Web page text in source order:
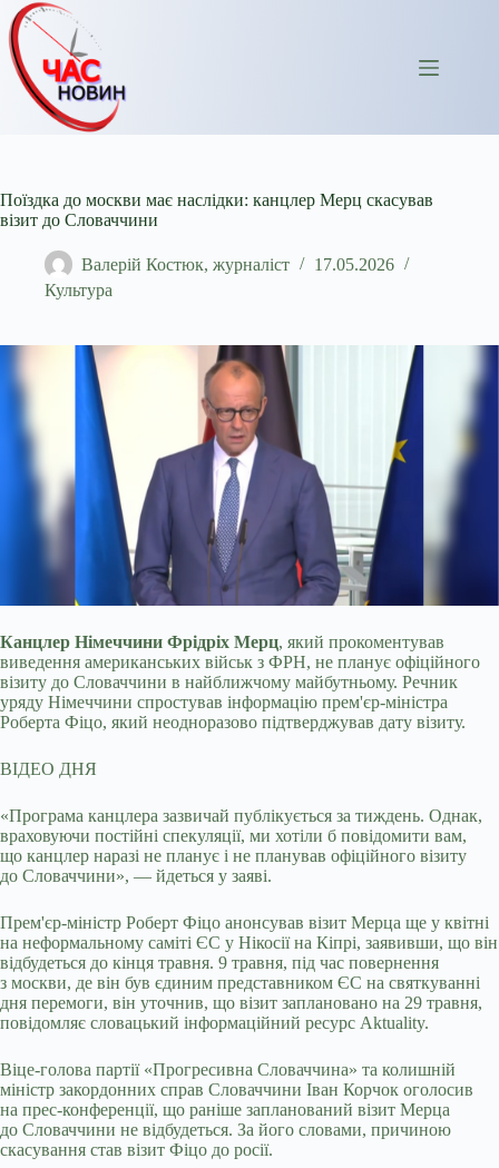
Перейти
до
вмісту
Поїздка до москви має наслідки: канцлер Мерц скасував
візит до Словаччини
Валерій Костюк, журналіст
17.05.2026
Культура
Канцлер Німеччини Фрідріх Мерц, який прокоментував
виведення американських військ з ФРН, не планує офіційного
візиту до Словаччини в найближчому майбутньому. Речник
уряду Німеччини спростував інформацію прем'єр-міністра
Роберта Фіцо, який неодноразово підтверджував дату візиту.
ВІДЕО ДНЯ
«Програма канцлера зазвичай публікується за тиждень. Однак,
враховуючи постійні спекуляції, ми хотіли б повідомити вам,
що канцлер наразі не планує і не планував офіційного візиту
до Словаччини», — йдеться у заяві.
Прем'єр-міністр Роберт Фіцо анонсував візит Мерца ще у квітні
на неформальному саміті ЄС у Нікосії на Кіпрі, заявивши, що він
відбудеться до кінця травня. 9 травня, під час повернення
з москви, де він був єдиним представником ЄС на святкуванні
дня перемоги, він уточнив, що візит заплановано на 29 травня,
повідомляє словацький інформаційний ресурс Aktuality.
Віце-голова партії «Прогресивна Словаччина» та колишній
міністр закордонних справ Словаччини Іван Корчок оголосив
на прес-конференції, що раніше запланований візит Мерца
до Словаччини не відбудеться. За його словами, причиною
скасування став візит Фіцо до росії.